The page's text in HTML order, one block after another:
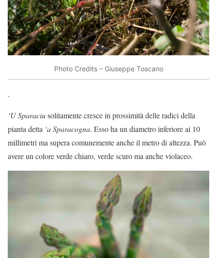
Photo Credits – Giuseppe Toscano
.
‘U Sparaciusolitamente cresce in prossimità delle radici della
pianta detta ‘a Sparacogna. Esso ha un diametro inferiore ai 10
millimetri ma supera comunemente anche il metro di altezza. Può
avere un colore verde chiaro, verde scuro ma anche violaceo.